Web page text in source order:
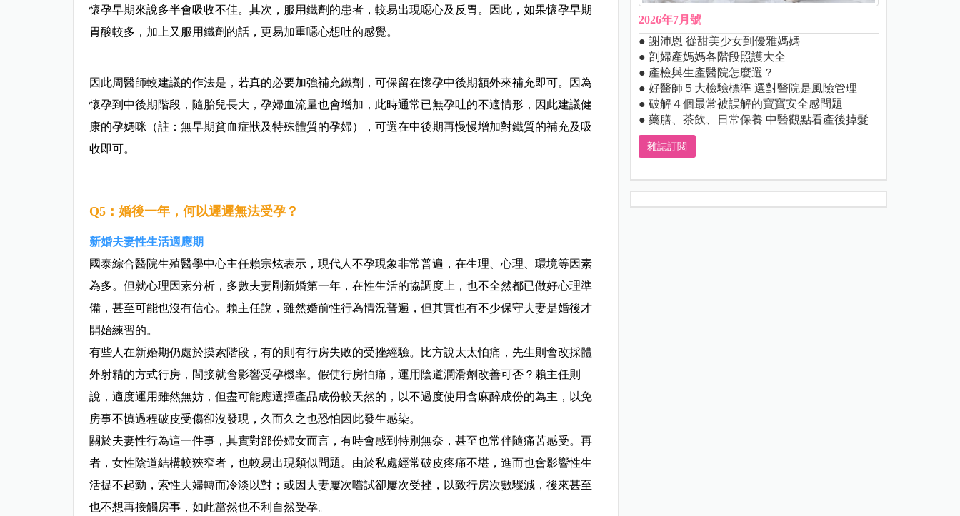
懷孕早期來說多半會吸收不佳。其次，服用鐵劑的患者，較易出現噁心及反胃。因此，如果懷孕早期
胃酸較多，加上又服用鐵劑的話，更易加重噁心想吐的感覺。
因此周醫師較建議的作法是，若真的必要加強補充鐵劑，可保留在懷孕中後期額外來補充即可。因為
懷孕到中後期階段，隨胎兒長大，孕婦血流量也會增加，此時通常已無孕吐的不適情形，因此建議健
康的孕媽咪（註：無早期貧血症狀及特殊體質的孕婦），可選在中後期再慢慢增加對鐵質的補充及吸
收即可。
Q5：婚後一年，何以遲遲無法受孕？
新婚夫妻性生活適應期
國泰綜合醫院生殖醫學中心主任賴宗炫表示，現代人不孕現象非常普遍，在生理、心理、環境等因素
為多。但就心理因素分析，多數夫妻剛新婚第一年，在性生活的協調度上，也不全然都已做好心理準
備，甚至可能也沒有信心。賴主任說，雖然婚前性行為情況普遍，但其實也有不少保守夫妻是婚後才
開始練習的。
有些人在新婚期仍處於摸索階段，有的則有行房失敗的受挫經驗。比方說太太怕痛，先生則會改採體
外射精的方式行房，間接就會影響受孕機率。假使行房怕痛，運用陰道潤滑劑改善可否？賴主任則
說，適度運用雖然無妨，但盡可能應選擇產品成份較天然的，以不過度使用含麻醉成份的為主，以免
房事不慎過程破皮受傷卻沒發現，久而久之也恐怕因此發生感染。
關於夫妻性行為這一件事，其實對部份婦女而言，有時會感到特別無奈，甚至也常伴隨痛苦感受。再
者，女性陰道結構較狹窄者，也較易出現類似問題。由於私處經常破皮疼痛不堪，進而也會影響性生
活提不起勁，索性夫婦轉而冷淡以對；或因夫妻屢次嚐試卻屢次受挫，以致行房次數驟減，後來甚至
也不想再接觸房事，如此當然也不利自然受孕。
2026年7月號
● 謝沛恩 從甜美少女到優雅媽媽
● 剖婦產媽媽各階段照護大全
● 產檢與生產醫院怎麼選？
● 好醫師５大檢驗標準 選對醫院是風險管理
● 破解４個最常被誤解的寶寶安全感問題
● 藥膳、茶飲、日常保養 中醫觀點看產後掉髮
雜誌訂閱